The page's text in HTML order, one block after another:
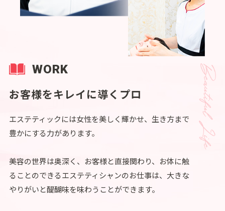
WORK
お客様をキレイに導くプロ
エステティックには女性を美しく輝かせ、生き方まで
豊かにする力があります。
美容の世界は奥深く、お客様と直接関わり、お体に触
ることのできるエステティシャンのお仕事は、大きな
やりがいと醍醐味を味わうことができます。